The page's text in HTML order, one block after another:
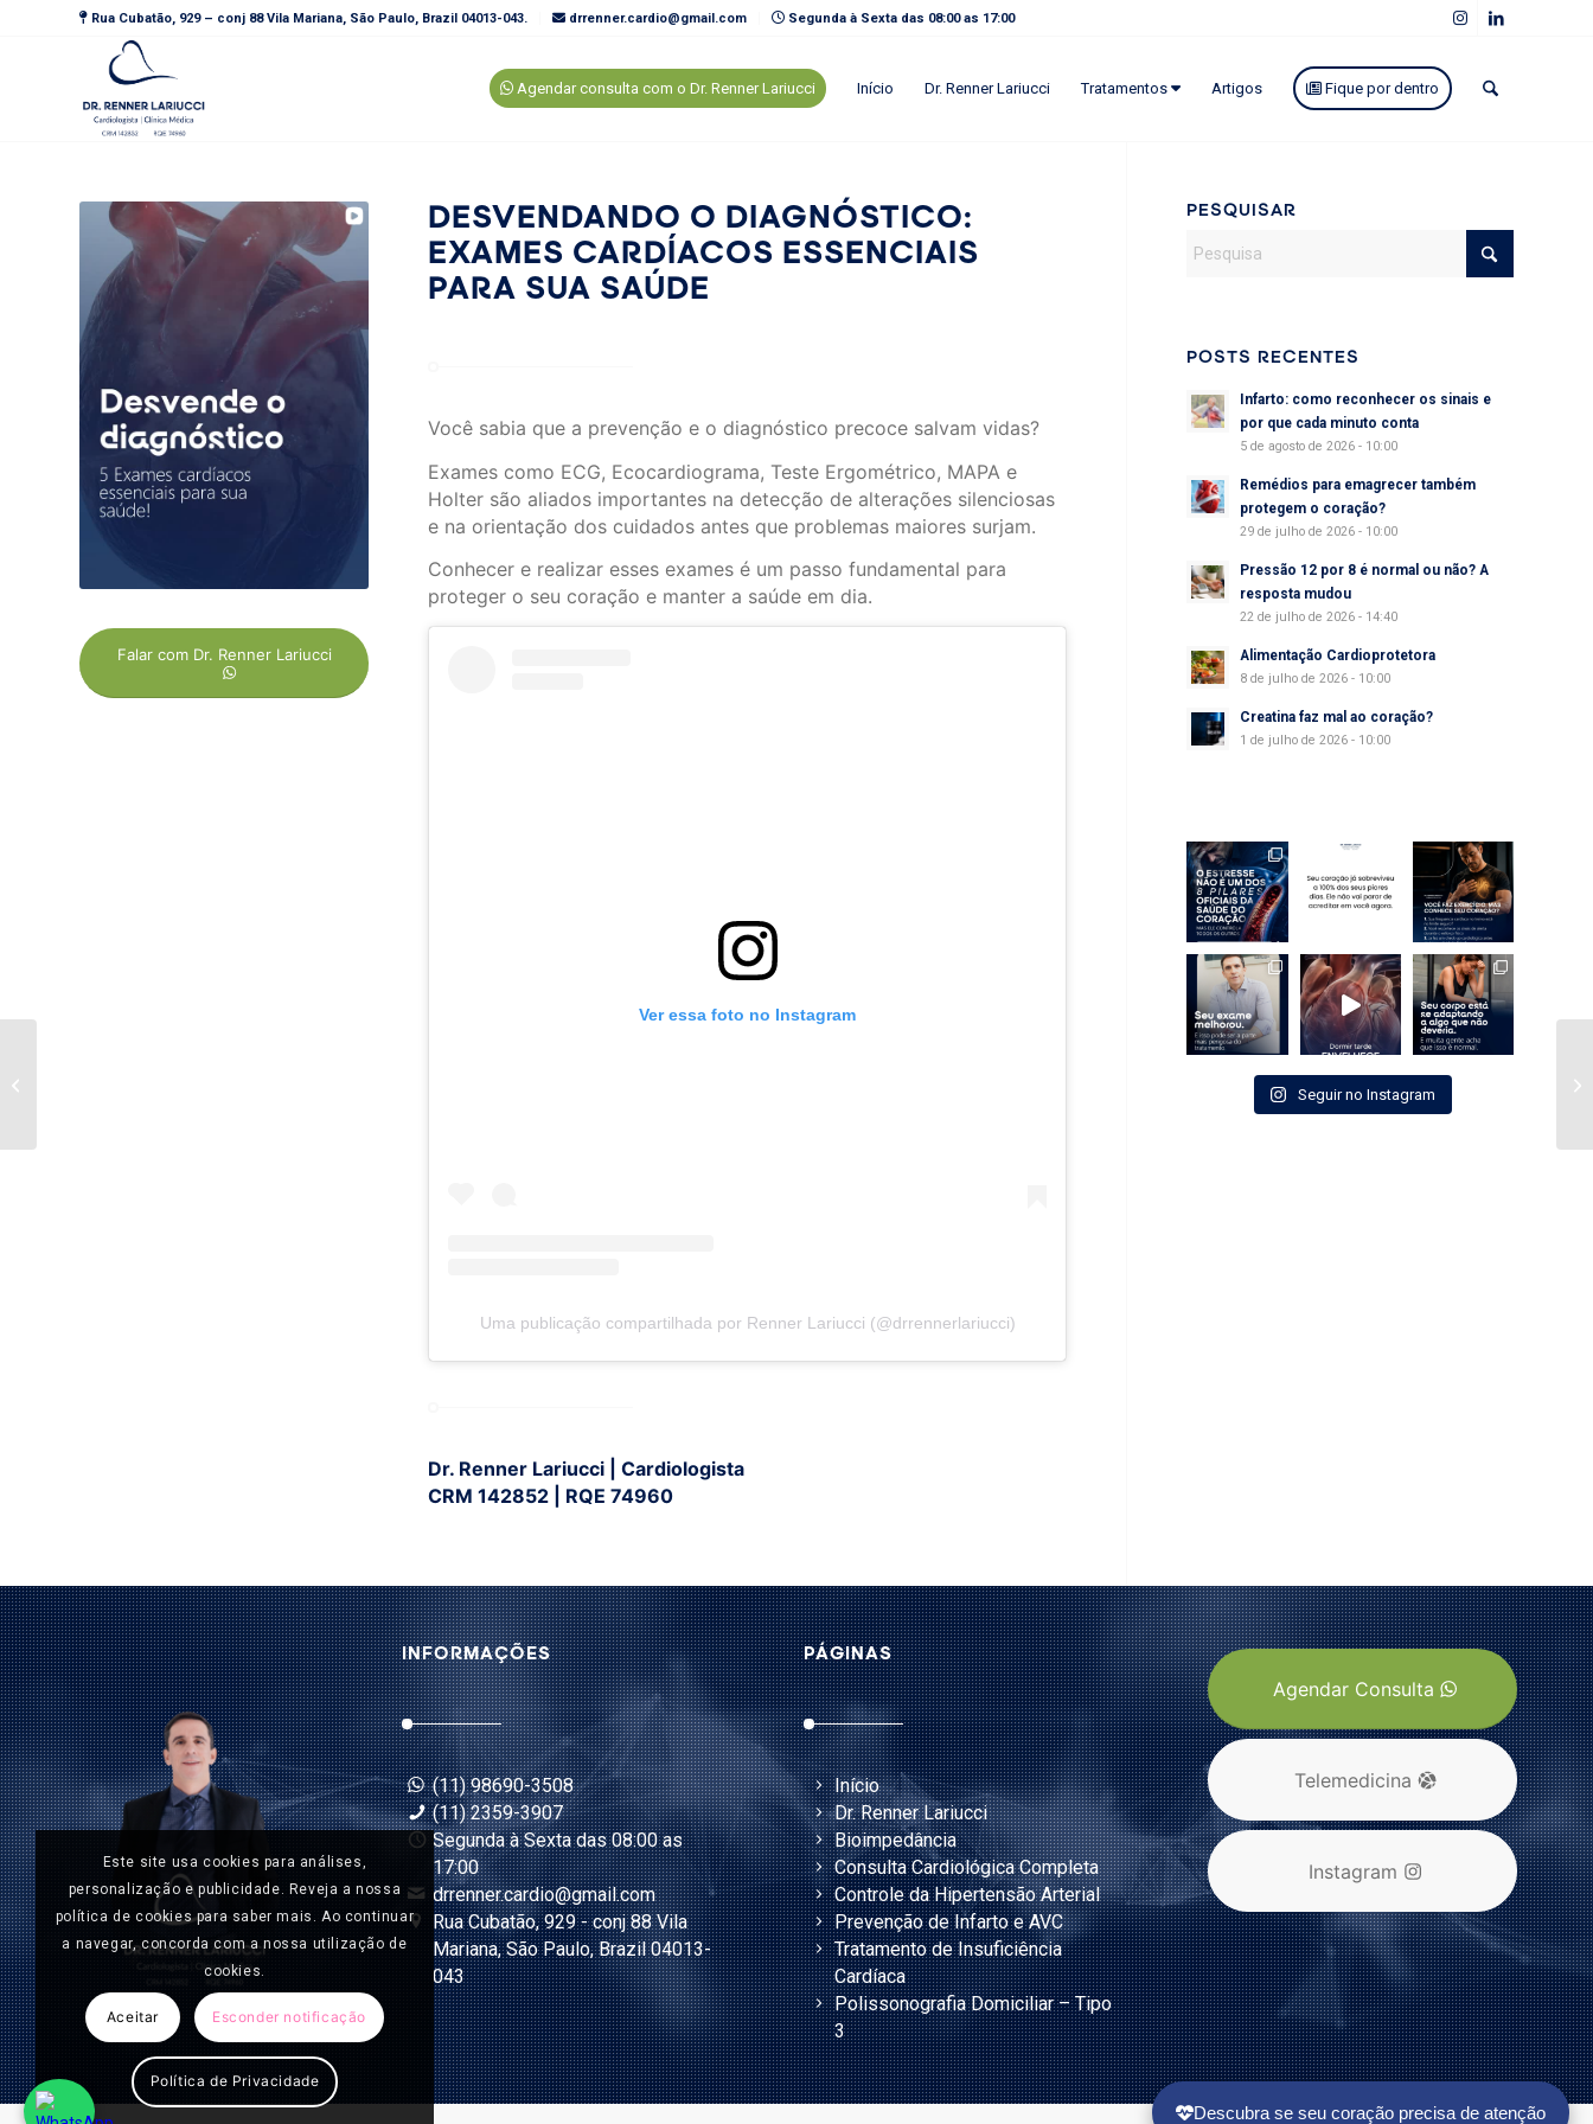
Rua Cubatão, 929 – conj 88 Vila Mariana, São Paulo, Brazil 04013-043. drrenner.cardio@gmail.com Segunda à Sexta das 08:00 as 17:00
Agendar consulta com o Dr. Renner Lariucci Início Dr. Renner Lariucci Tratamentos Artigos Fique por dentro
Falar com Dr. Renner Lariucci
DESVENDANDO O DIAGNÓSTICO:
EXAMES CARDÍACOS ESSENCIAIS
PARA SUA SAÚDE
Você sabia que a prevenção e o diagnóstico precoce salvam vidas?
Exames como ECG, Ecocardiograma, Teste Ergométrico, MAPA e
Holter são aliados importantes na detecção de alterações silenciosas
e na orientação dos cuidados antes que problemas maiores surjam.
Conhecer e realizar esses exames é um passo fundamental para
proteger o seu coração e manter a saúde em dia.
Ver essa foto no Instagram
Uma publicação compartilhada por Renner Lariucci (@drrennerlariucci)
Dr. Renner Lariucci | Cardiologista
CRM 142852 | RQE 74960
PESQUISAR
POSTS RECENTES
Infarto: como reconhecer os sinais e
por que cada minuto conta
5 de agosto de 2026 - 10:00
Remédios para emagrecer também
protegem o coração?
29 de julho de 2026 - 10:00
Pressão 12 por 8 é normal ou não? A
resposta mudou
22 de julho de 2026 - 14:40
Alimentação Cardioprotetora
8 de julho de 2026 - 10:00
Creatina faz mal ao coração?
1 de julho de 2026 - 10:00
Seguir no Instagram
INFORMAÇÕES
(11) 98690-3508
(11) 2359-3907
Segunda à Sexta das 08:00 as
17:00
drrenner.cardio@gmail.com
Rua Cubatão, 929 - conj 88 Vila
Mariana, São Paulo, Brazil 04013-
043
PÁGINAS
Início
Dr. Renner Lariucci
Bioimpedância
Consulta Cardiológica Completa
Controle da Hipertensão Arterial
Prevenção de Infarto e AVC
Tratamento de Insuficiência
Cardíaca
Polissonografia Domiciliar – Tipo
3
Agendar Consulta
Telemedicina
Instagram
Este site usa cookies para análises,
personalização e publicidade. Reveja a nossa
política de cookies para saber mais. Ao continuar
a navegar, concorda com a nossa utilização de
cookies.
Aceitar Esconder notificação
Política de Privacidade
Descubra se seu coração precisa de atenção